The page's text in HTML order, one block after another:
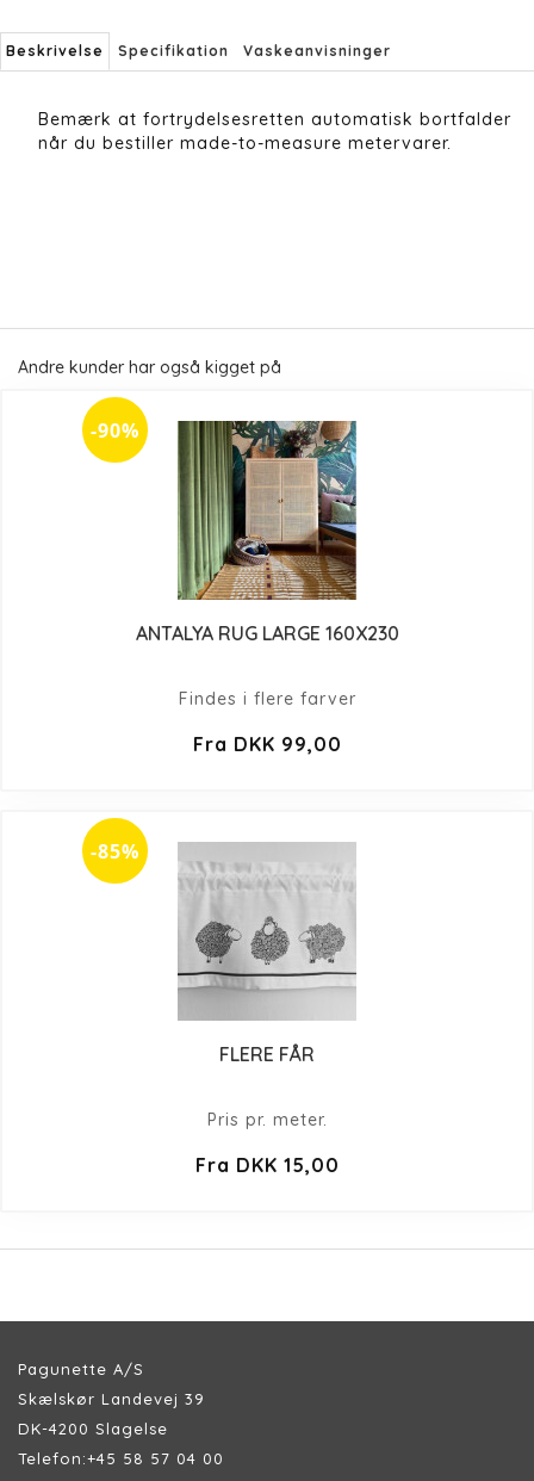
Beskrivelse Specifikation Vaskeanvisninger
Bemærk at fortrydelsesretten automatisk bortfalder
når du bestiller made-to-measure metervarer.
Andre kunder har også kigget på
-90%
ANTALYA RUG LARGE 160X230
Findes i flere farver
Fra DKK 99,00
-85%
FLERE FÅR
Pris pr. meter.
Fra DKK 15,00
Pagunette A/S
Skælskør Landevej 39
DK-4200 Slagelse
Telefon:+45 58 57 04 00